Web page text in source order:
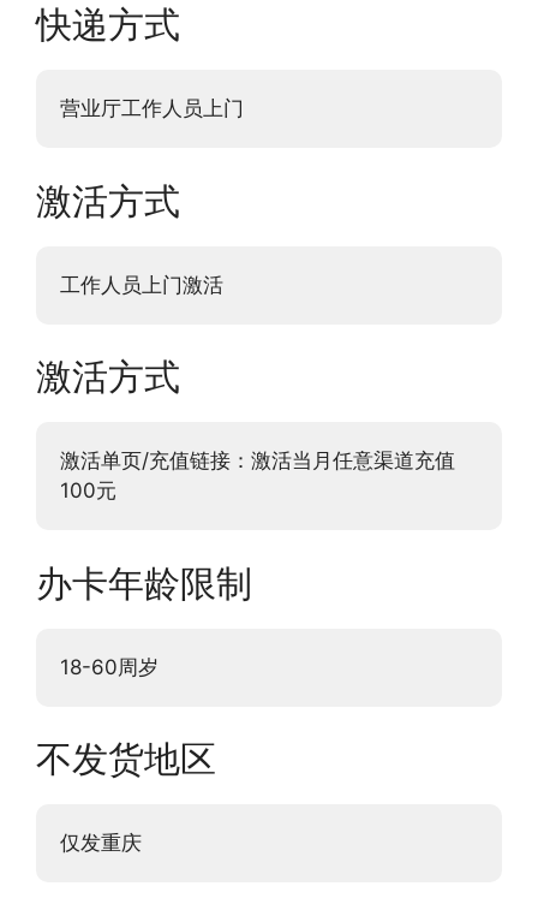
快递方式
营业厅工作人员上门
激活方式
工作人员上门激活
激活方式
激活单页/充值链接：激活当月任意渠道充值
100元
办卡年龄限制
18-60周岁
不发货地区
仅发重庆